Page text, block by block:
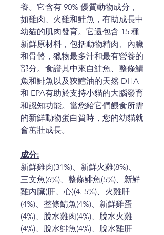
養。它含有 90% 優質動物成分，
如雞肉、火雞和鮭魚，有助成長中
幼貓的肌肉發育。它還包含 15 種
新鮮原材料，包括動物精肉、內臟
和骨骼，獵物最多汁和最有營養的
部分。食譜其中來自鮭魚、整條鯖
魚和鯡魚以及狹鱈油的天然 DHA
和 EPA有助於支持小貓的大腦發育
和認知功能。當您給它們餵食所需
的新鮮動物蛋白質時，您的幼貓就
會茁壯成長。
成分:
新鮮雞肉(31%)、新鮮火雞(8%)、
三文魚(6%)、整條鯡魚(5%)、新鮮
雞內臟(肝、心)(4. 5%)、火雞肝
(4%)、整條鯖魚(4%)、新鮮雞蛋
(4%)、脫水雞肉(4%)、脫水火雞
(4%)、脫水鯡魚(4%)、脫水雞肝